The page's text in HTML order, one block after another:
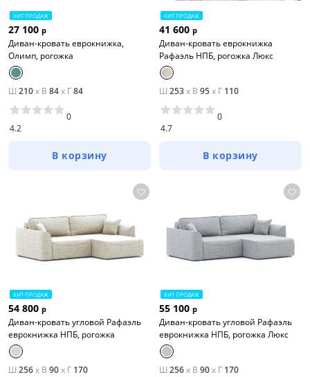
ХИТ ПРОДАЖ
27 100 р
Диван-кровать еврокнижка,
Олимп, рогожка
Ш 210x В 84x Г84
4.2
0
В корзину
ХИТ ПРОДАЖ
41 600 р
Диван-кровать еврокнижка
Рафаэль НПБ, рогожка Люкс
Ш 253x В 95x Г 110
4.7
0
В корзину
ХИТ ПРОДАЖ
54 800 р
Диван-кровать угловой Рафаэль
еврокнижка НПБ, рогожка
Ш 256x В 90x Г 170
ХИТ ПРОДАЖ
55 100 р
Диван-кровать угловой Рафаэль
еврокнижка НПБ, рогожка Люкс
Ш 256x В 90x Г 170